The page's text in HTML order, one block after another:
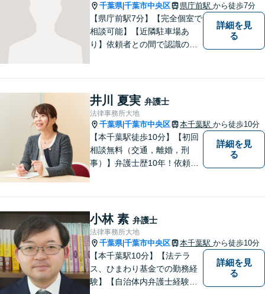
千葉県|千葉市中央区 県庁前駅 から徒歩7分
【県庁前駅7分】【完全個室で
相談可能】【近隣駐車場あ
り】依頼者との間で認識のず
る方々の話を丁寧に聞き、迅
速に解決いたします。お気軽
にご相談ください。
詳細を見
る
井川 夏実 弁護士
法律事務所大地
千葉県|千葉市中央区 本千葉駅 から徒歩10分
【本千葉駅徒歩10分】【初回
相談無料（交通，離婚，刑
事）】弁護士歴10年！依頼者
間・休日対応】【メール24時
間対応◎】
詳細を見
る
小林 素 弁護士
法律事務所大地
千葉県|千葉市中央区 本千葉駅 から徒歩10分
【本千葉駅10分】【法テラ
ス、ひまわり基金での勤務経
験】【自治体内弁護士経験】
詳細を見
る